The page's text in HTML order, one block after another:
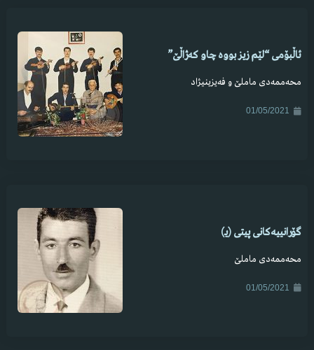
ئاڵبۆمی “لێم زیز بووە چاو کەژاڵێ”
محەممەدی ماملێ و فەیزینیژاد
01/05/2021
گۆرانییەکانی پیتی (یـ)
محەممەدی ماملێ
01/05/2021